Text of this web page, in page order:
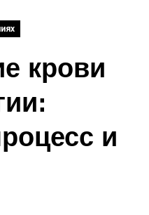
крови
и